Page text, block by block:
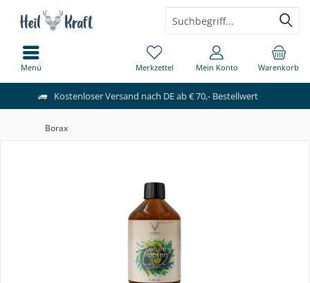
Kostenloser Versand nach DE ab € 70,- Bestellwert
Menü Warenkorb
Merkzettel Mein Konto
Borax